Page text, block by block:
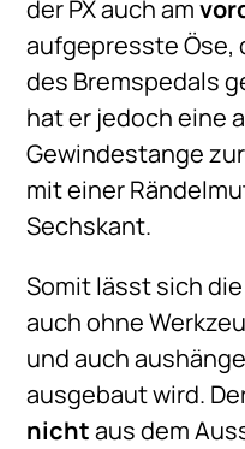
der PX auch am
aufgepresste Öse,
des Bremspedals
hat er jedoch eine
Gewindestange
mit einer
Sechskant.
Somit lässt sich
auch ohne
und auch
ausgebaut wird.
nichtaus dem